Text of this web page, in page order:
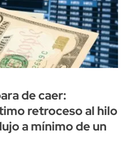
de caer:
retroceso al hilo
a mínimo de un